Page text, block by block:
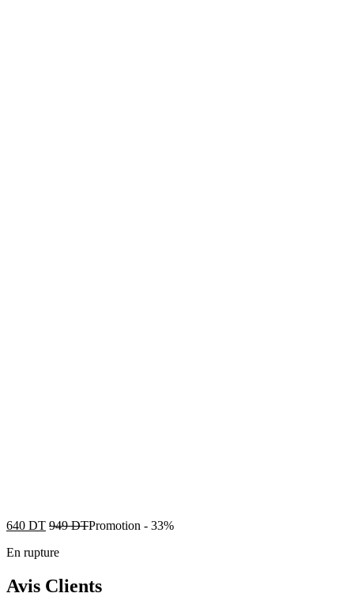
640 DT 949DTPromotion - 33%
En rupture
Avis Clients